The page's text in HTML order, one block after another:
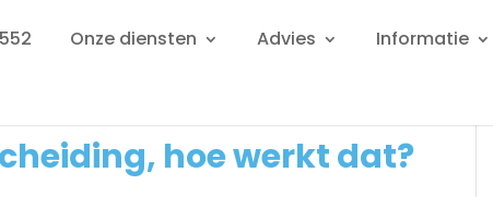
Onze diensten Advies Informatie
hoe werkt dat?